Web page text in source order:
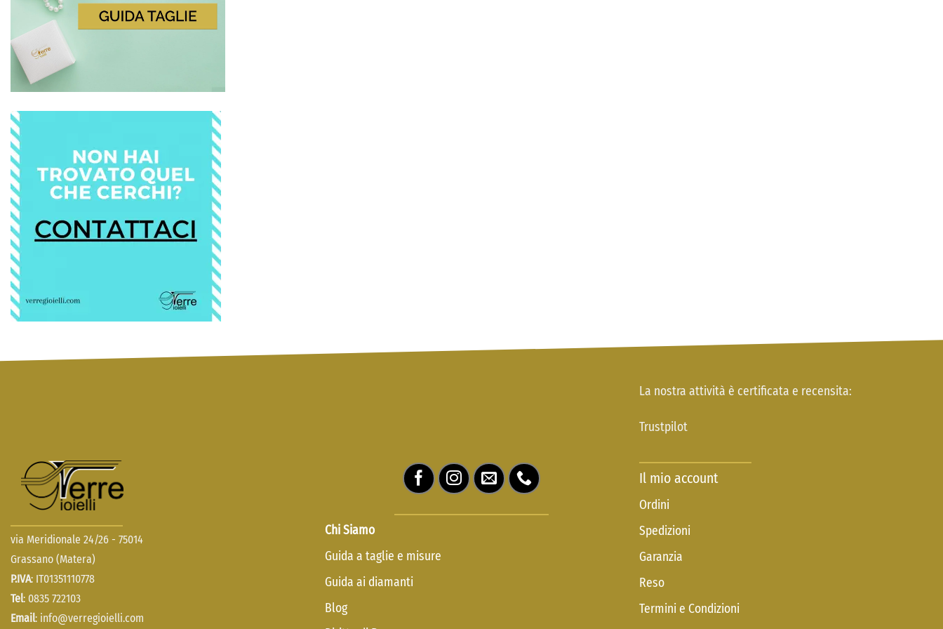
via Meridionale 24/26 - 75014
Grassano (Matera)
P.IVA: IT01351110778
Tel: 0835 722103
Email: info@verregioielli.com
Chi Siamo
Guida a taglie e misure
Guida ai diamanti
Blog
La nostra attività è certificata e recensita:
Trustpilot
Il mio account
Ordini
Spedizioni
Garanzia
Reso
Termini e Condizioni